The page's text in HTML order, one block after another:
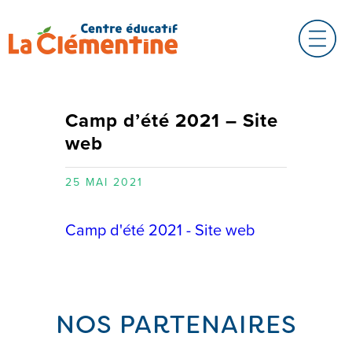
Camp d’été 2021 – Site
web
25 MAI 2021
Camp d'été 2021 - Site web
NOS PARTENAIRES